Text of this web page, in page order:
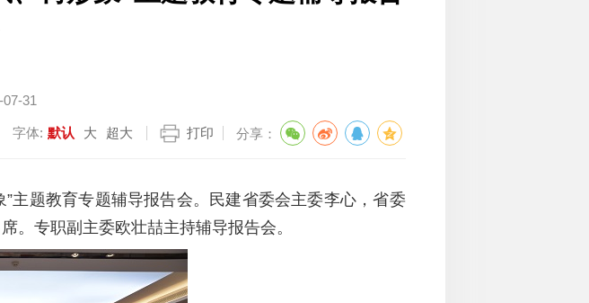
07-31
字体: 默认 大 超大 打印 分享：
主题教育专题辅导报告会。民建省委会主委李心 ，省委
。专职副主委欧壮喆主持辅导报告会。